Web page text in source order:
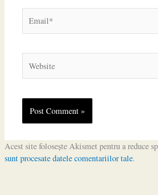
Acest site folosește Akismet pentru a reduce
sunt procesate datele comentariilor tale.